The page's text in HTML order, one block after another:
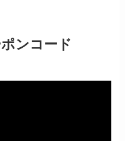
ンコード